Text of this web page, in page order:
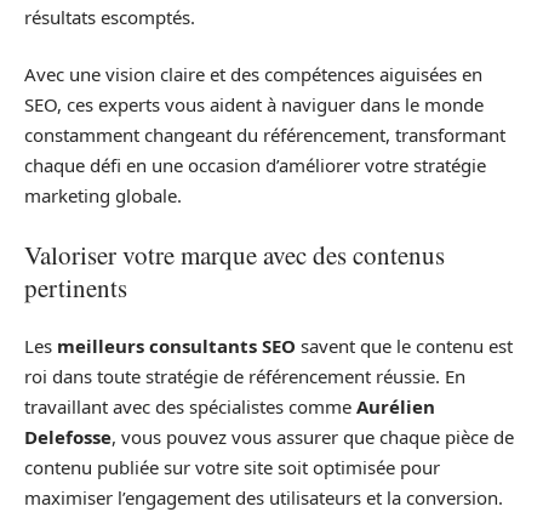
résultats escomptés.
Avec une vision claire et des compétences aiguisées en
SEO, ces experts vous aident à naviguer dans le monde
constamment changeant du référencement, transformant
chaque défi en une occasion d’améliorer votre stratégie
marketing globale.
Valoriser votre marque avec des contenus
pertinents
Les meilleurs consultants SEO savent que le contenu est
roi dans toute stratégie de référencement réussie. En
travaillant avec des spécialistes comme Aurélien
Delefosse, vous pouvez vous assurer que chaque pièce de
contenu publiée sur votre site soit optimisée pour
maximiser l’engagement des utilisateurs et la conversion.